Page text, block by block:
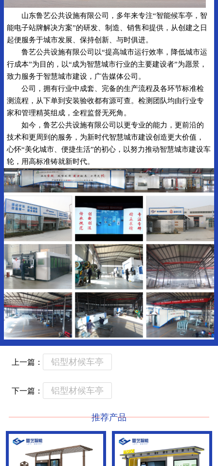
山东鲁艺公共设施有限公司，多年来专注“智能候车亭，智
能电子站牌解决方案”的研发、制造、销售和提供，从创建之日
起便服务于城市发展、保持创新、与时俱进。
鲁艺公共设施有限公司以“提高城市运行效率，降低城市运
行成本”为目的，以“成为智慧城市行业的主要建设者”为愿景，
致力服务于智慧城市建设，广告媒体公司。
公司，拥有行业中成套、完备的生产流程及各环节标准检
测流程，从下单到安装验收都有源可查。检测团队均由行业专
家和管理精英组成，全程监督无死角。
如今，鲁艺公共设施有限公司以更专业的能力，更前沿的
技术和更周到的服务，为新时代智慧城市建设创造更大价值，
心怀“美化城市、便捷生活”的初心，以努力推动智慧城市建设车
轮，用高标准铸就新时代。
上一篇： 铝型材候车亭
下一篇： 铝型材候车亭
推荐产品